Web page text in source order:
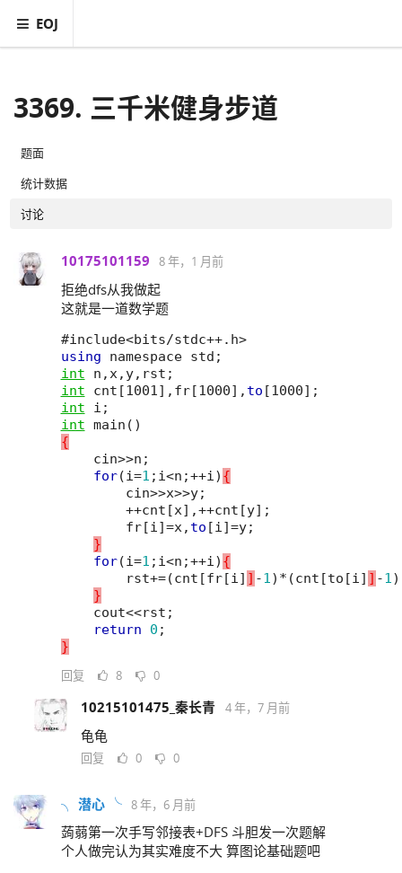
EOJ
3369. 三千米健身步道
题面
统计数据
讨论
10175101159 8 年，1 月前
拒绝dfs从我做起
这就是一道数学题
#include<bits/stdc++. h>
using
namespace std ;
int
n , x , y, rst ;
int
cnt [1001 ] , fr[1000] , to [1000] ;
int
i ;
int main ()
{
cin>>n ;
for(i=1 ; i<n ;++i ) {
cin>>x>>y;
++cnt [x] ,++cnt [y] ;
fr[i ]=x , to [i ]=y;
}
for(i=1 ; i<n ;++i ) {
rst+=(cnt [fr[i ] ] -1 ) * (cnt [to[i ] ] -1
}
cout<<rst ;
return
0 ;
}
回复
8 0
10215101475_秦长青 4 年，7 月前
龟龟
回复 0 0
╮ 潜心 ╰ 8 年，6 月前
蒟蒻第一次手写邻接表+DFS 斗胆发一次题解
个人做完认为其实难度不大 算图论基础题吧